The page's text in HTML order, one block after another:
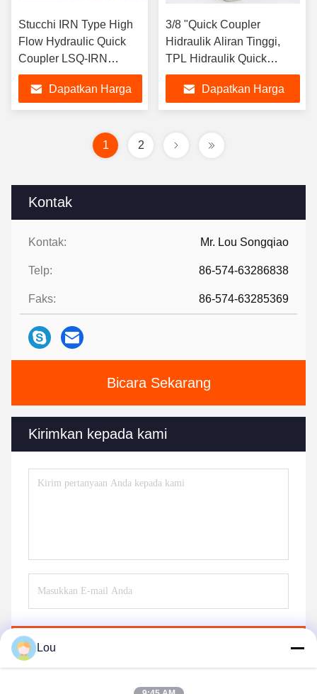
Kontak
Kontak: Mr. Lou Songqiao
Telp: 86-574-63286838
Faks: 86-574-63285369
Bicara Sekarang
Kirimkan kepada kami
Stucchi IRN Type High
Flow Hydraulic Quick
Coupler LSQ-IRN
Dalam Baja Karbon
Chrome Tiga
Dapatkan Harga
3/8 "Quick Coupler
Hidraulik Aliran Tinggi,
TPL Hidraulik Quick
Connect Mudah
DibersihkanDapatkan Harga
1 2
Lou